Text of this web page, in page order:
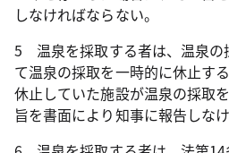
しなければならない。
5 温泉を採取する者は、温泉の
て温泉の採取を一時的に休止す
休止していた施設が温泉の採取
旨を書面により知事に報告しな